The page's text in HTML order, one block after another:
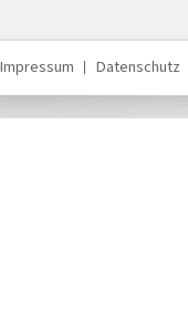
Impressum Datenschutz